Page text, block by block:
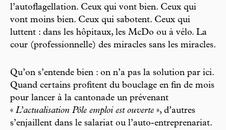
l’autoflagellation. Ceux qui vont bien. Ceux qui
vont moins bien. Ceux qui sabotent. Ceux qui
luttent : dans les hôpitaux, les McDo ou à vélo. La
cour (professionnelle) des miracles sans les miracles.
Qu’on s’entende bien : on n’a pas la solution par ici.
Quand certains profitent du bouclage en fin de mois
pour lancer à la cantonade un prévenant
« L’actualisation Pôle emploi est ouverte », d’autres
s’enjaillent dans le salariat ou l’auto-entreprenariat.